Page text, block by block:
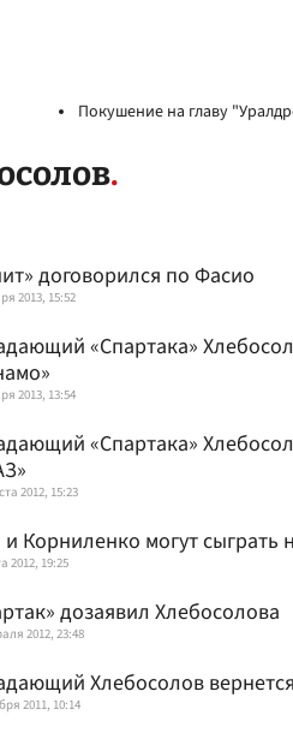
Покушение на главу
договорился по Фасио
2013, 15:52
«Спартака»
2013, 13:54
«Спартака»
2012, 15:23
и Корниленко могут
2012, 19:25
дозаявил Хлебосолова
2012, 23:48
Хлебосолов
2011, 10:14